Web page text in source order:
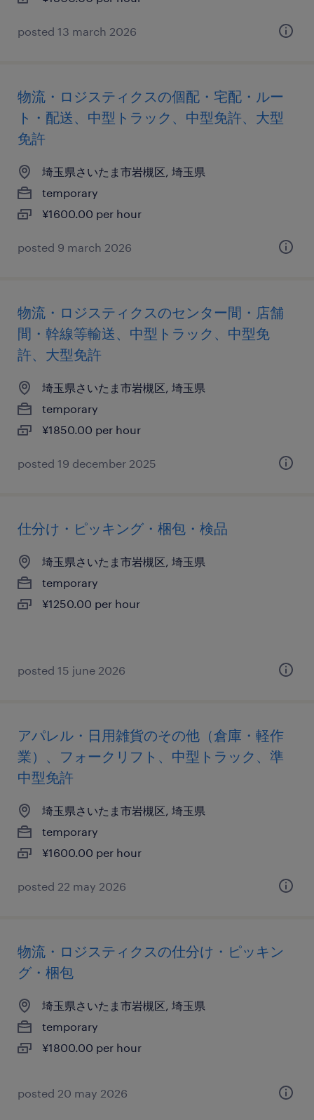
posted 13 march 2026
物流・ロジスティクスの個配・宅配・ルー
ト・配送、中型トラック、中型免許、大型
免許
埼玉県さいたま市岩槻区, 埼玉県
temporary
¥1600.00 per hour
posted 9 march 2026
物流・ロジスティクスのセンター間・店舗
間・幹線等輸送、中型トラック、中型免
許、大型免許
埼玉県さいたま市岩槻区, 埼玉県
temporary
¥1850.00 per hour
posted 19 december 2025
仕分け・ピッキング・梱包・検品
埼玉県さいたま市岩槻区, 埼玉県
temporary
¥1250.00 per hour
posted 15 june 2026
アパレル・日用雑貨のその他（倉庫・軽作
業）、フォークリフト、中型トラック、準
中型免許
埼玉県さいたま市岩槻区, 埼玉県
temporary
¥1600.00 per hour
posted 22 may 2026
物流・ロジスティクスの仕分け・ピッキン
グ・梱包
埼玉県さいたま市岩槻区, 埼玉県
temporary
¥1800.00 per hour
posted 20 may 2026